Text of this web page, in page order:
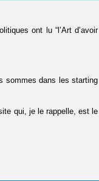
ont lu “l’Art d’avoir
sommes dans les starting
qui, je le rappelle, est le